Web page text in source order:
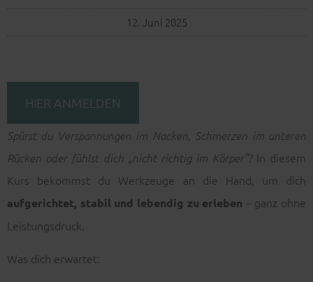
12. Juni 2025
HIER ANMELDEN
Spürst du Verspannungen im Nacken, Schmerzen im unteren
Rücken oder fühlst dich „nicht richtig im Körper“?In diesem
Kurs bekommst du Werkzeuge an die Hand, um dich
aufgerichtet, stabil und lebendig zu erleben – ganz ohne
Leistungsdruck.
Was dich erwartet: